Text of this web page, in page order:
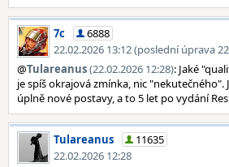
7c
6888
22.02.2026 13:12 (poslední úprava
@Tulareanus(22.02.2026 12:28): Jaké
je spíš okrajová zmínka, nic "nekutečného".
úplně nové postavy, a to 5 let po vydání
Tulareanus
11635
22.02.2026 12:28